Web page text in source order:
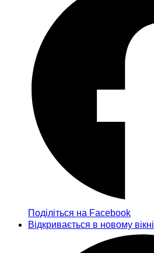
Поділіться на Facebook
Відкривається в новому вікні